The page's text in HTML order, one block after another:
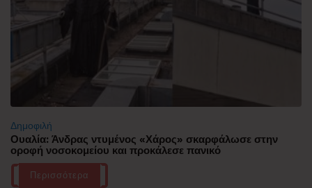
Δημοφιλή
Ουαλία: Άνδρας ντυμένος «Χάρος» σκαρφάλωσε στην
οροφή νοσοκομείου και προκάλεσε πανικό
Περισσότερα